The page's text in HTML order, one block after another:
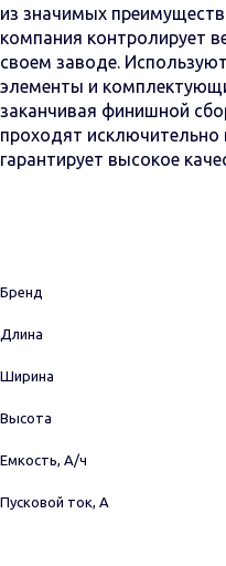
из значимых
компания контролирует
своем заводе.
элементы и
заканчивая финишной
проходят исключительно
гарантирует высокое
Бренд
Длина
Ширина
Высота
Емкость, А/ч
Пусковой ток, А